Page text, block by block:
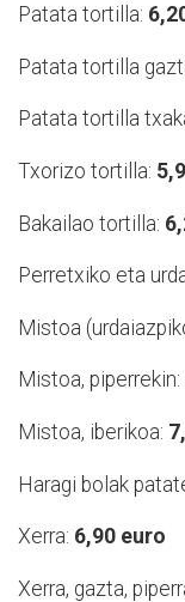
Patata tortilla:
Patata tortilla
Patata tortilla
Txorizo tortilla:
Bakailao tortilla:
Perretxiko eta
Mistoa
Mistoa, piperrekin:
Mistoa, iberikoa:
Haragi bolak
Xerra: 6,90 euro
Xerra, gazta,